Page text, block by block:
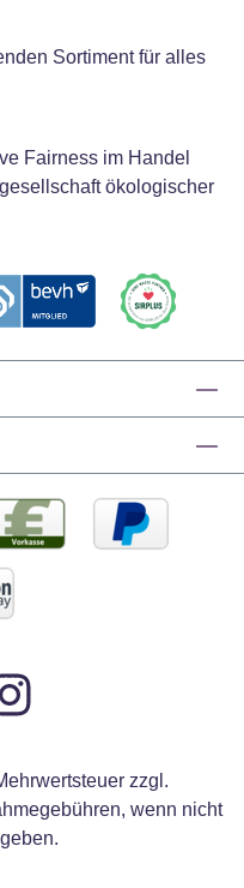
Sortiment für alles
Fairness im Handel
ökologischer
zzgl.
wenn nicht